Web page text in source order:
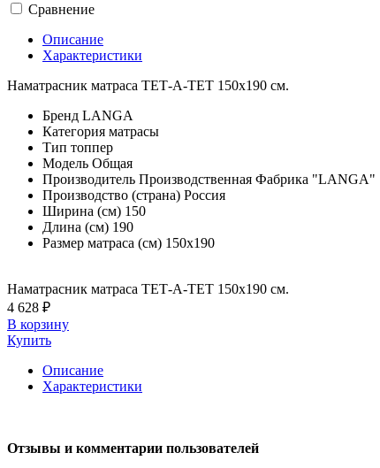
Сравнение
Описание
Характеристики
Наматрасник матраса ТЕТ-А-ТЕТ 150х190 см.
Бренд LANGA
Категория матрасы
Тип топпер
Модель Общая
Производитель Производственная Фабрика "LANGA"
Производство (страна) Россия
Ширина (см) 150
Длина (см) 190
Размер матраса (см) 150х190
Наматрасник матраса ТЕТ-А-ТЕТ 150х190 см.
4 628 ₽
В корзину
Купить
Описание
Характеристики
Отзывы и комментарии пользователей